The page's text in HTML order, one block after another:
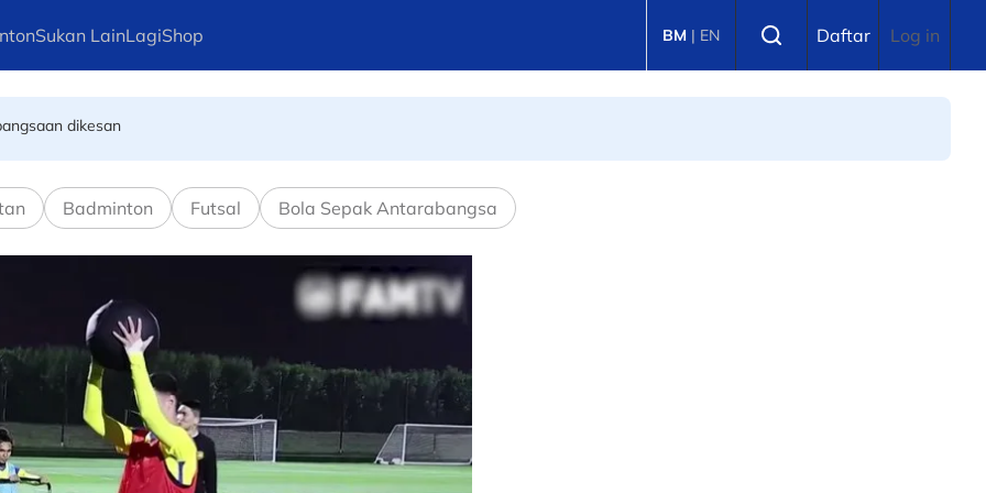
Sukan LainLagiShop BM | EN Daftar Log in
Dollah Salleh
Badminton Futsal Bola Sepak Antarabangsa